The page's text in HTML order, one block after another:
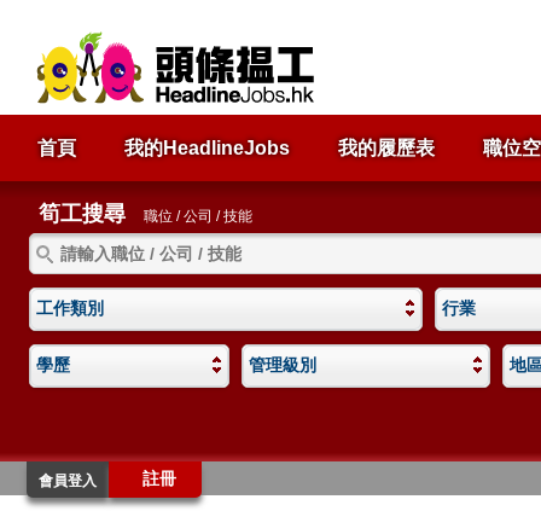
首頁 我的HeadlineJobs 我的履歷表 職位
筍工搜尋 職位 / 公司 / 技能
工作類別 行業
學歷 管理級別 地
會員登入 註冊